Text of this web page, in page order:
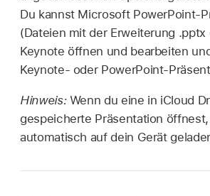
Du kannst Microsoft PowerPoint-
(Dateien mit der Erweiterung .pptx
Keynote öffnen und bearbeiten
Keynote- oder PowerPoint-
Hinweis: Wenn du eine in iCloud
gespeicherte Präsentation
automatisch auf dein Gerät